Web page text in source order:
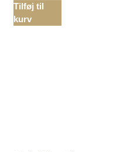
Tilføj til
kurv